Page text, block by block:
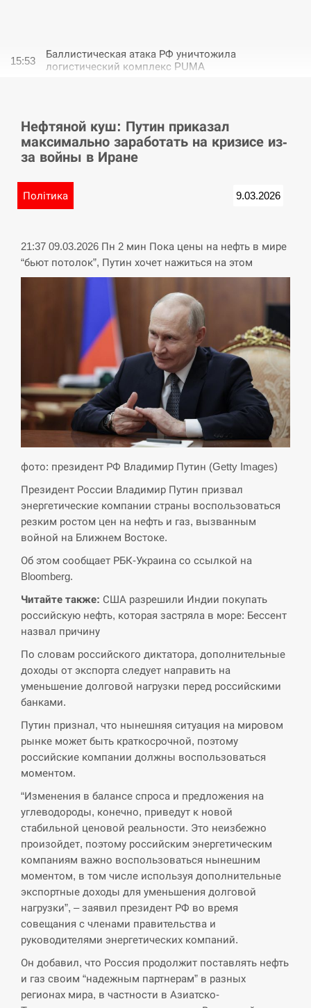
15:53
Баллистическая атака РФ уничтожила
логистический комплекс PUMA
15:40
У Німеччині удар блискавки розділив навпіл
місто в Баварії
Пытки военнообязанного на Закарпатье:
СЕРПЕНЬ
Іспанія попросила партнерів не критикувати
Марокко через міграційну кризу –…
РФ провела новий раунд таємних зустрічей з
Європою щодо війни…
СЕРПЕНЬ
Экс-послу в США Стефанишиной вручили новое
СЕРПЕНЬ
14:40
У Росії розгортається ракетний підрозділ КНДР –
Reuters
СЕРПЕНЬ
Поставки ракет для ПВО сократились втрое,
хотя у партнеров они…
СЕРПЕНЬ
14:10
У Румунії затоплять чотири баржі для
збільшення потоку води до…
СЕРПЕНЬ
В Москве пожаловались на “кратный рост” атак
дронов Украины
13:40
Біля українського літака в аеропорту Лейпцига
виявили дрон, ймовірно, з…
СЕРПЕНЬ
13:23
“Они должны быть уничтожены”: в МИДе
ответили, как отреагируют на…
СЕРПЕНЬ
13:10
Тайвань проводить найбільші військові
Нефтяной куш: Путин приказал
максимально заработать на кризисе из-
за войны в Иране
Політика 9.03.2026
21:37 09.03.2026 Пн 2 мин Пока цены на нефть в мире
“бьют потолок”, Путин хочет нажиться на этом
фото: президент РФ Владимир Путин (Getty Images)
Президент России Владимир Путин призвал
энергетические компании страны воспользоваться
резким ростом цен на нефть и газ, вызванным
войной на Ближнем Востоке.
Об этом сообщает РБК-Украина со ссылкой на
Bloomberg.
Читайте также: США разрешили Индии покупать
российскую нефть, которая застряла в море: Бессент
назвал причину
По словам российского диктатора, дополнительные
доходы от экспорта следует направить на
уменьшение долговой нагрузки перед российскими
банками.
Путин признал, что нынешняя ситуация на мировом
рынке может быть краткосрочной, поэтому
российские компании должны воспользоваться
моментом.
“Изменения в балансе спроса и предложения на
углеводороды, конечно, приведут к новой
стабильной ценовой реальности. Это неизбежно
произойдет, поэтому российским энергетическим
компаниям важно воспользоваться нынешним
моментом, в том числе используя дополнительные
экспортные доходы для уменьшения долговой
нагрузки”, – заявил президент РФ во время
совещания с членами правительства и
руководителями энергетических компаний.
Он добавил, что Россия продолжит поставлять нефть
и газ своим “надежным партнерам” в разных
регионах мира, в частности в Азиатско-